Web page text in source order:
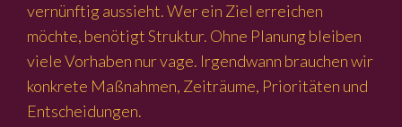
vernünftig aussieht. Wer ein Ziel erreichen
möchte, benötigt Struktur. Ohne Planung bleiben
viele Vorhaben nur vage. Irgendwann brauchen wir
konkrete Maßnahmen, Zeiträume, Prioritäten und
Entscheidungen.